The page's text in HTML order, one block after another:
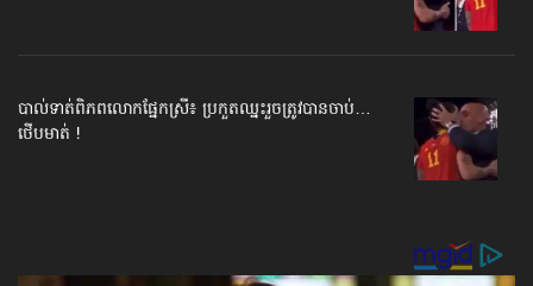
បាល់ទាត់​ពិភពលោក​ផ្នែកស្រី៖ ប្រកួតឈ្នះរួច​ត្រូវបានចាប់…
ថើបមាត់ !